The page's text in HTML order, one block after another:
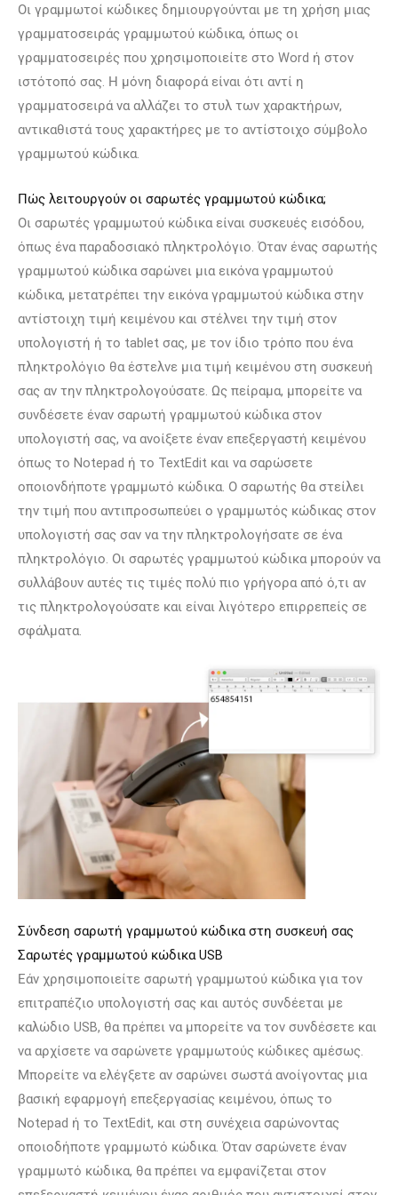
Οι γραμμωτοί κώδικες δημιουργούνται με τη χρήση μιας
γραμματοσειράς γραμμωτού κώδικα, όπως οι
γραμματοσειρές που χρησιμοποιείτε στο Word ή στον
ιστότοπό σας. Η μόνη διαφορά είναι ότι αντί η
γραμματοσειρά να αλλάζει το στυλ των χαρακτήρων,
αντικαθιστά τους χαρακτήρες με το αντίστοιχο σύμβολο
γραμμωτού κώδικα.
Πώς λειτουργούν οι σαρωτές γραμμωτού κώδικα;
Οι σαρωτές γραμμωτού κώδικα είναι συσκευές εισόδου,
όπως ένα παραδοσιακό πληκτρολόγιο. Όταν ένας σαρωτής
γραμμωτού κώδικα σαρώνει μια εικόνα γραμμωτού
κώδικα, μετατρέπει την εικόνα γραμμωτού κώδικα στην
αντίστοιχη τιμή κειμένου και στέλνει την τιμή στον
υπολογιστή ή το tablet σας, με τον ίδιο τρόπο που ένα
πληκτρολόγιο θα έστελνε μια τιμή κειμένου στη συσκευή
σας αν την πληκτρολογούσατε. Ως πείραμα, μπορείτε να
συνδέσετε έναν σαρωτή γραμμωτού κώδικα στον
υπολογιστή σας, να ανοίξετε έναν επεξεργαστή κειμένου
όπως το Notepad ή το TextEdit και να σαρώσετε
οποιονδήποτε γραμμωτό κώδικα. Ο σαρωτής θα στείλει
την τιμή που αντιπροσωπεύει ο γραμμωτός κώδικας στον
υπολογιστή σας σαν να την πληκτρολογήσατε σε ένα
πληκτρολόγιο. Οι σαρωτές γραμμωτού κώδικα μπορούν να
συλλάβουν αυτές τις τιμές πολύ πιο γρήγορα από ό,τι αν
τις πληκτρολογούσατε και είναι λιγότερο επιρρεπείς σε
σφάλματα.
Σύνδεση σαρωτή γραμμωτού κώδικα στη συσκευή σας
Σαρωτές γραμμωτού κώδικα USB
Εάν χρησιμοποιείτε σαρωτή γραμμωτού κώδικα για τον
επιτραπέζιο υπολογιστή σας και αυτός συνδέεται με
καλώδιο USB, θα πρέπει να μπορείτε να τον συνδέσετε και
να αρχίσετε να σαρώνετε γραμμωτούς κώδικες αμέσως.
Μπορείτε να ελέγξετε αν σαρώνει σωστά ανοίγοντας μια
βασική εφαρμογή επεξεργασίας κειμένου, όπως το
Notepad ή το TextEdit, και στη συνέχεια σαρώνοντας
οποιοδήποτε γραμμωτό κώδικα. Όταν σαρώνετε έναν
γραμμωτό κώδικα, θα πρέπει να εμφανίζεται στον